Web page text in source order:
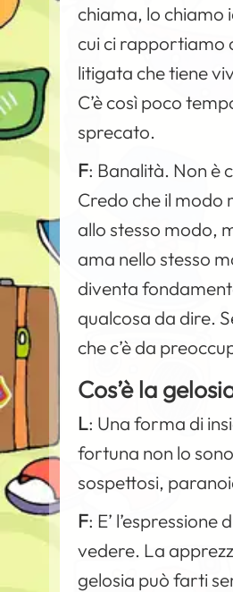
chiama, lo chiamo
cui ci rapportiamo
litigata che tiene
C’è così poco
sprecato.
F: Banalità. Non è
Credo che il modo
allo stesso modo,
ama nello stesso
diventa
qualcosa da dire.
che c’è da
Cos’è la
L: Una forma di
fortuna non lo
sospettosi,
F: E’
vedere. La
gelosia può farti